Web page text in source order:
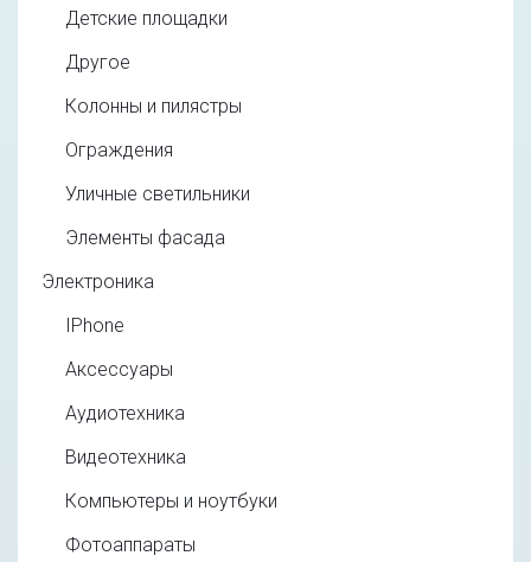
Детские площадки
Другое
Колонны и пилястры
Ограждения
Уличные светильники
Элементы фасада
Электроника
IPhone
Аксессуары
Аудиотехника
Видеотехника
Компьютеры и ноутбуки
Фотоаппараты